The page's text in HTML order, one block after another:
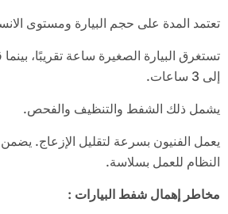
تعتمد المدة على حجم البيارة ومستوى
تستغرق البيارة الصغيرة ساعة تقريبًا، بينما
إلى 3 ساعات.
يشمل ذلك الشفط والتنظيف والفحص.
يعمل الفنيون بسرعة لتقليل الإزعاج. يضمن
النظام للعمل بسلاسة.
مخاطر إهمال شفط البيارات :